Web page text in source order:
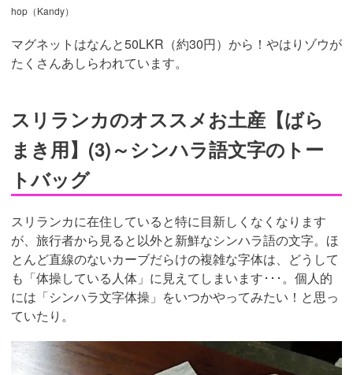
hop（Kandy）
マグネットはなんと50LKR（約30円）から！やはりゾウが
たくさんあしらわれています。
スリランカのオススメお土産【ばら
まき用】(3)～シンハラ語文字のトー
トバッグ
スリランカに在住していると特に目新しくなくなります
が、旅行者から見ると以外と新鮮なシンハラ語の文字。ほ
とんど直線のないカーブだらけの複雑な字体は、どうして
も「体操している人体」に見えてしまいます･･･。個人的
には「シンハラ文字体操」をいつかやってみたい！と思っ
ていたり。